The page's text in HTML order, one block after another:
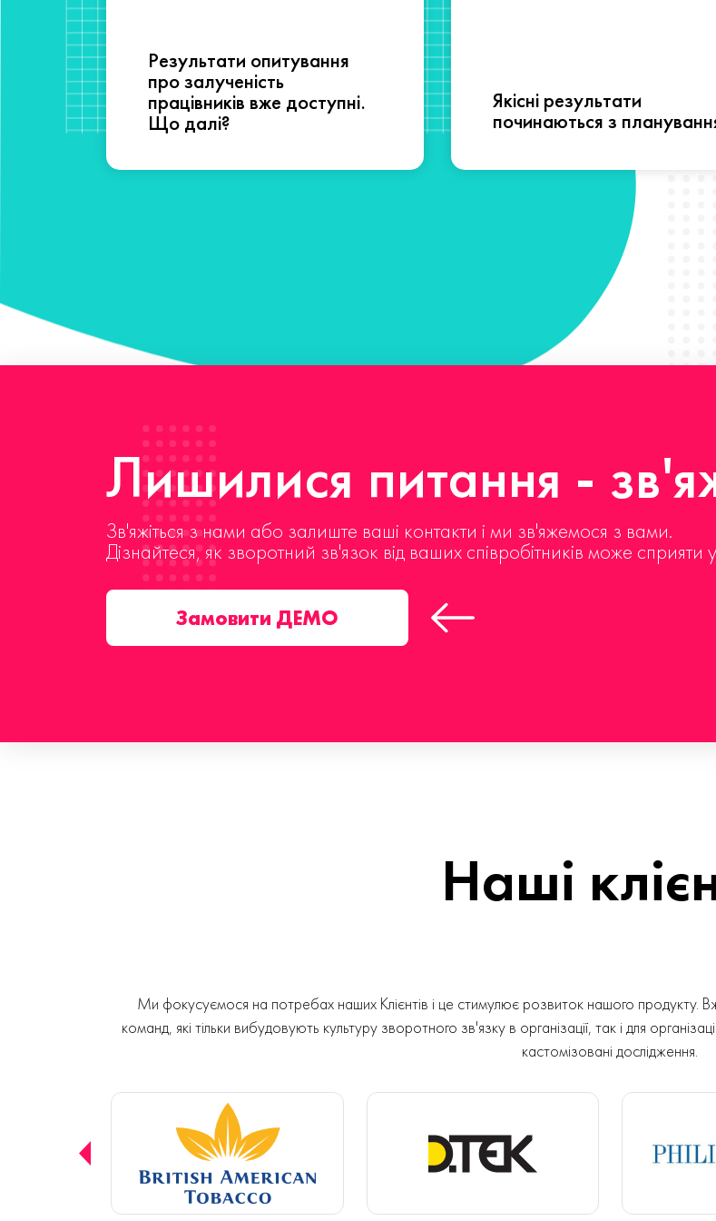
Результати опитування
про залученість
працівників вже доступні.
Що далі?
Якісні результати
починаються з
Лишилися питання -
Зв'яжіться з нами або залиште ваші контакти і ми зв'яжемося з вами.
Дізнайтеся, як зворотний зв'язок від ваших співробітників може сприяти
Замовити ДЕМО
Наші
Ми фокусуємося на потребах наших Клієнтів і це стимулює розвиток нашого продукту.
команд, які тільки вибудовують культуру зворотного зв'язку в організації, так і для
кастомізовані дослідження.